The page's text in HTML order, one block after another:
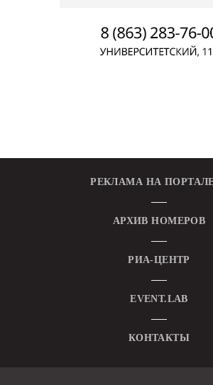
РЕКЛАМА НА
АРХИВ НОМЕРОВ
РИА-ЦЕНТР
EVENT.LAB
КОНТАКТЫ